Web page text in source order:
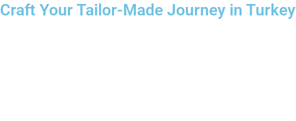
Craft Your Tailor-Made Journey in Turkey